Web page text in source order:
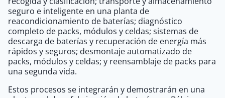
seguro e inteligente en una planta de
reacondicionamiento de baterías; diagnóstico
completo de packs, módulos y celdas; sistemas de
descarga de baterías y recuperación de energía más
rápidos y seguros; desmontaje automatizado de
packs, módulos y celdas; y reensamblaje de packs para
una segunda vida.
Estos procesos se integrarán y demostrarán en una